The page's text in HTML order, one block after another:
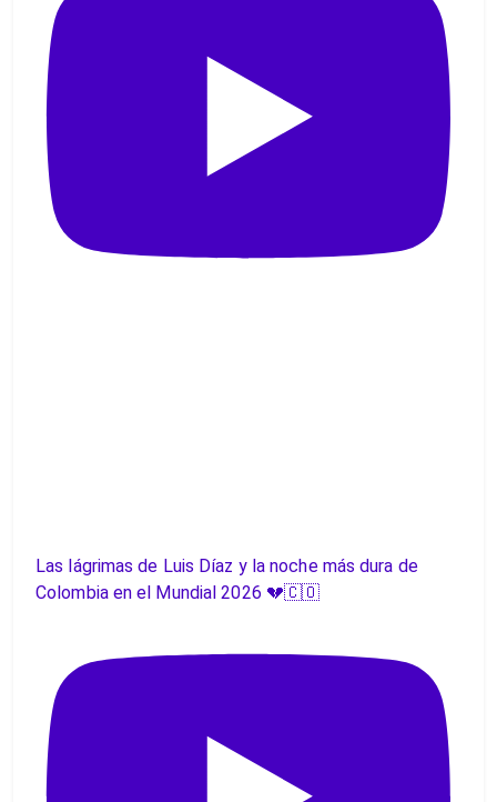
Las lágrimas de Luis Díaz y la noche más dura de
Colombia en el Mundial 2026 💔🇨🇴